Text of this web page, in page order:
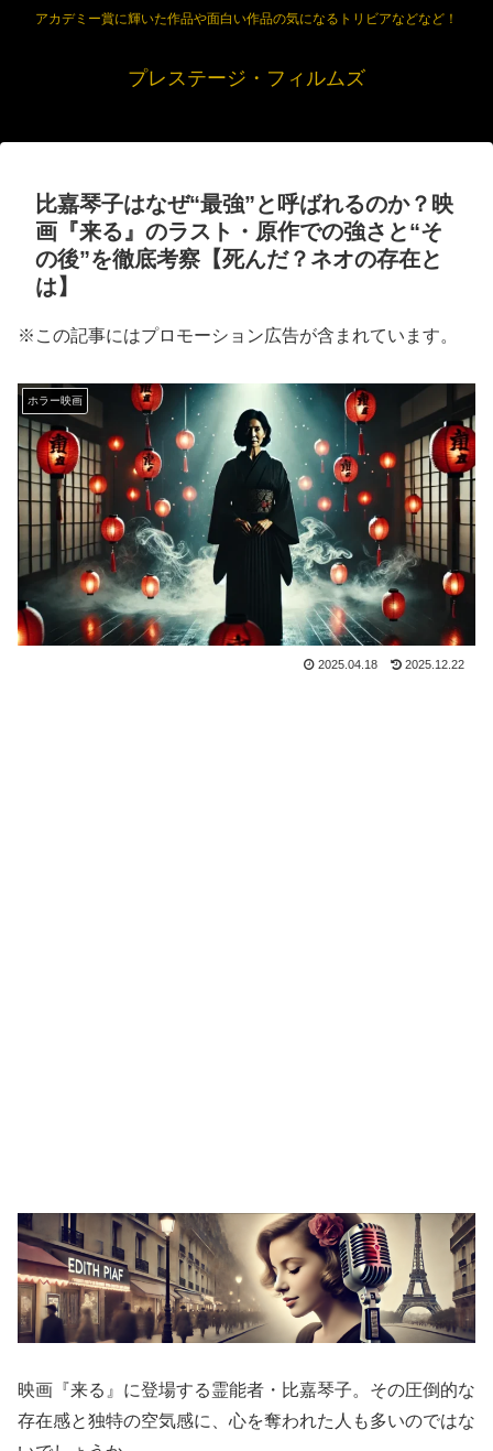
アカデミー賞に輝いた作品や面白い作品の気になるトリビアなどなど！
プレステージ・フィルムズ
比嘉琴子はなぜ“最強”と呼ばれるのか？映
画『来る』のラスト・原作での強さと“そ
の後”を徹底考察【死んだ？ネオの存在と
は】
※この記事にはプロモーション広告が含まれています。
ホラー映画
2025.04.18 2025.12.22
映画『来る』に登場する霊能者・比嘉琴子。その圧倒的な
存在感と独特の空気感に、心を奪われた人も多いのではな